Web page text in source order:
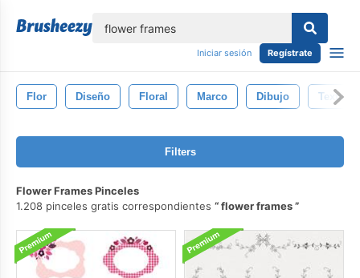
Iniciar sesión Regístrate
Flor Diseño Floral Marco Dibujo Textura
Filters
Flower Frames Pinceles
1.208 pinceles gratis correspondientes
flower frames